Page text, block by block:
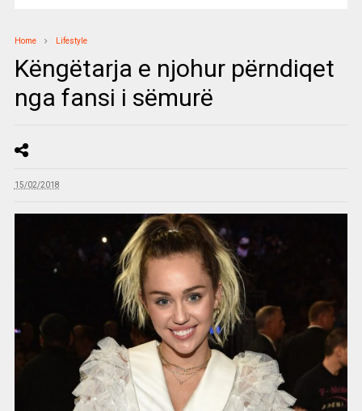
Home Lifestyle
Këngëtarja e njohur përndiqet
nga fansi i sëmurë
15/02/2018